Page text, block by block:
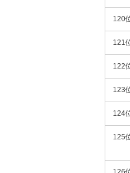
120
121
122
123
124
125